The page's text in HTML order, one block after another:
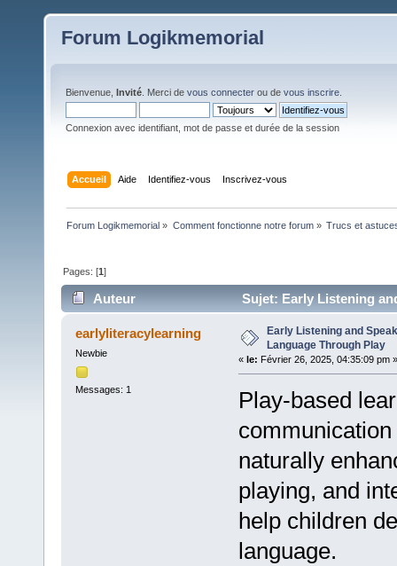
Forum Logikmemorial
Bienvenue, Invité . Merci de vous connecter ou de vous inscrire
Connexion avec identifiant, mot de passe et durée de la session
Accueil Aide Identifiez-vous Inscrivez-vous
Forum Logikmemorial » Comment fonctionne notre forum» Trucs et
Pages: [1]
Auteur Sujet: Early Listening
earlyliteracylearning
Newbie
Messages: 1
Early Listening and
Language Through Play
« le: Février 26, 2025, 04:35:09 pm »
Play-based
naturally
playing, and
help children
language.